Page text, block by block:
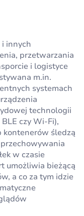
innych
przetwarzania
i logistyce
m.in.
systemach
technologii
czy Wi-Fi),
kontenerów śledzą
w czasie
umożliwia bieżącą
a co za tym idzie